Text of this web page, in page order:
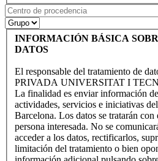
INFORMACIÓN BÁSICA
DATOS
El responsable del tratamiento de
PRIVADA UNIVERSITAT I
La finalidad es enviar información
actividades, servicios e iniciativas
Barcelona. Los datos se tratarán
persona interesada. No se
acceder a los datos, rectificarlos,
limitación del tratamiento o bien